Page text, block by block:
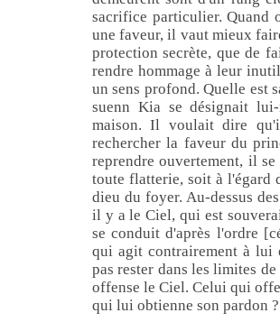
sacrifice particulier. Quand
une faveur, il vaut mieux
protection secrète, que de
rendre hommage à leur
un sens profond. Quelle est
suenn Kia se désignait
maison. Il voulait dire
rechercher la faveur du
reprendre ouvertement, il
toute flatterie, soit à l'égard
dieu du foyer. Au-dessus
il y a le Ciel, qui est
se conduit d'après l'ordre
qui agit contrairement à lui
pas rester dans les limites
offense le Ciel. Celui qui
qui lui obtienne son pardon